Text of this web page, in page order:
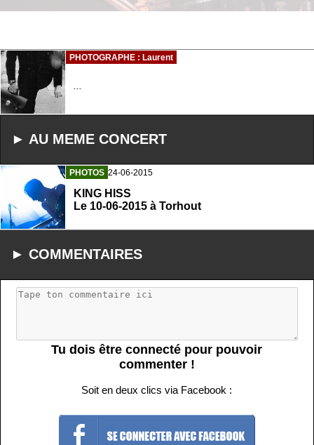
PHOTOGRAPHE : Laurent
► AU MEME CONCERT
PHOTOS 24-06-2015
KING HISS
Le 10-06-2015 à Torhout
► COMMENTAIRES
Tu dois être connecté pour pouvoir
commenter !
Soit en deux clics via Facebook :